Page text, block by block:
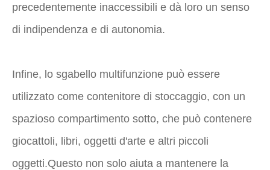
precedentemente inaccessibili e dà loro un senso
di indipendenza e di autonomia.
Infine, lo sgabello multifunzione può essere
utilizzato come contenitore di stoccaggio, con un
spazioso compartimento sotto, che può contenere
giocattoli, libri, oggetti d'arte e altri piccoli
oggetti.Questo non solo aiuta a mantenere la